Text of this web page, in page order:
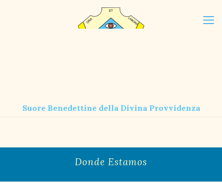
Suore Benedettine della Divina Provvidenza
Donde Estamos